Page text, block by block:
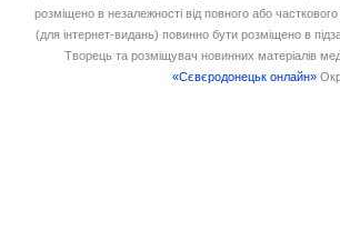
розміщено в незалежності від повного або
(для інтернет-видань) повинно бути розміщено в
Творець та розміщувач новинних матеріалів
«Сєвєродонецьк онлайн»